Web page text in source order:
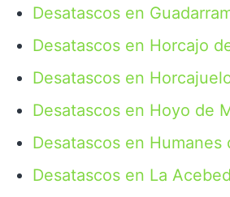
Desatascos en
Desatascos en Horcajo
Desatascos en
Desatascos en Hoyo de
Desatascos en Humanes
Desatascos en La